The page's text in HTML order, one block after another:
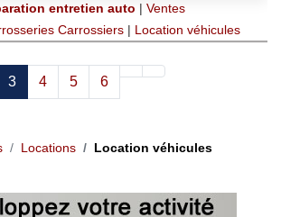
entretien auto | Ventes
Carrossiers | Location véhicules
3 4 5 6
Locations Location véhicules